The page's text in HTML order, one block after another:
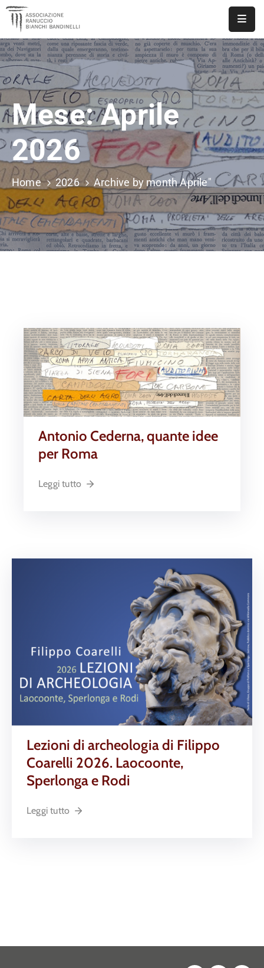
ASSOCIAZIONE
NOTIZIE
DOCUMENTI
EVENTI
PUBBLICAZIONI
CONTATTI
Mese:Aprile
2026
Home 2026 Archive by month Aprile"
Antonio Cederna, quante idee
per Roma
Leggi tutto
Lezioni di archeologia di Filippo
Coarelli 2026. Laocoonte,
Sperlonga e Rodi
Leggi tutto